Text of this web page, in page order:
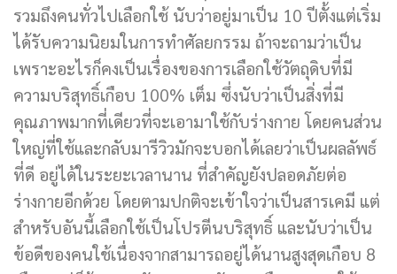
รวมถึงคนทั่วไปเลือกใช้ นับว่าอยู่มาเป็น 10 ปีตั้งแต่เริ่ม
ได้รับความนิยมในการทำศัลยกรรม ถ้าจะถามว่าเป็น
เพราะอะไรก็คงเป็นเรื่องของการเลือกใช้วัตถุดิบที่มี
ความบริสุทธิ์เกือบ 100% เต็ม ซึ่งนับว่าเป็นสิ่งที่มี
คุณภาพมากที่เดียวที่จะเอามาใช้กับร่างกาย โดยคนส่วน
ใหญ่ที่ใช้และกลับมารีวิวมักจะบอกได้เลยว่าเป็นผลลัพธ์
ที่ดี อยู่ได้ในระยะเวลานาน ที่สำคัญยังปลอดภัยต่อ
ร่างกายอีกด้วย โดยตามปกติจะเข้าใจว่าเป็นสารเคมี แต่
สำหรับอันนี้เลือกใช้เป็นโปรตีนบริสุทธิ์ และนับว่าเป็น
ข้อดีของคนใช้เนื่องจากสามารถอยู่ได้นานสูงสุดเกือบ 8